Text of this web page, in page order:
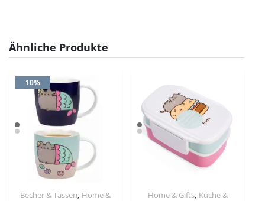
Ähnliche Produkte
10%
Becher & Tassen, Home &
Home & Gifts, Küche &